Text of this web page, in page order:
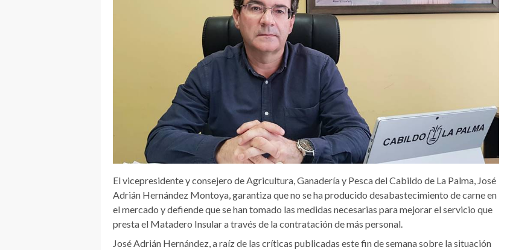
El vicepresidente y consejero de Agricultura, Ganadería y Pesca del Cabildo de La Palma, José
Adrián Hernández Montoya, garantiza que no se ha producido desabastecimiento de carne en
el mercado y defiende que se han tomado las medidas necesarias para mejorar el servicio que
presta el Matadero Insular a través de la contratación de más personal.
José Adrián Hernández, a raíz de las críticas publicadas este fin de semana sobre la situación